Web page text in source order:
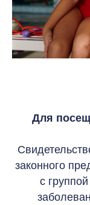
Для
законного
с